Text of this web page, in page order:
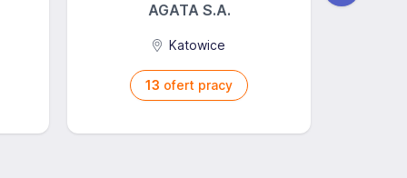
AGATA S.A.
Katowice
13 ofert pracy